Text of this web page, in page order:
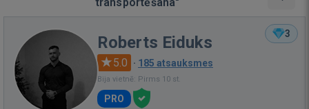
3
Roberts Eiduks
5.0 · 185 atsauksmes
Bija vietnē: Pirms 10 st.
PRO